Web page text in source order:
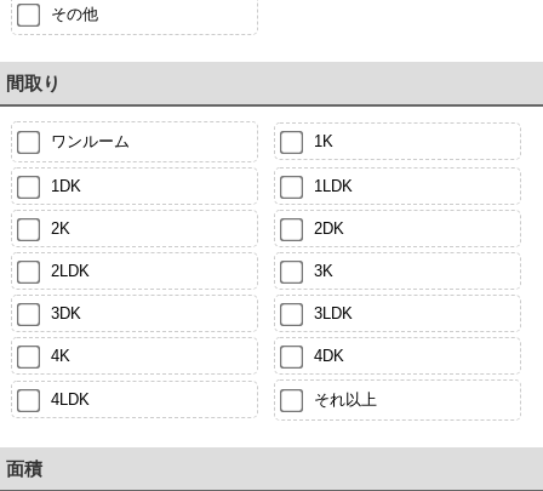
その他
間取り
ワンルーム 1K
1DK 1LDK
2K 2DK
2LDK 3K
3DK 3LDK
4K 4DK
4LDK それ以上
面積